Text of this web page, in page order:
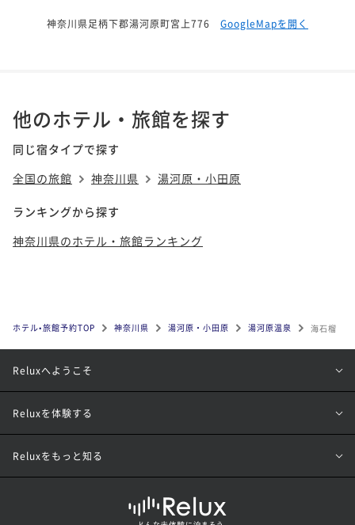
神奈川県足柄下郡湯河原町宮上776 GoogleMapを開く
他のホテル・旅館を探す
同じ宿タイプで探す
全国の旅館
神奈川県 湯河原・小田原
ランキングから探す
神奈川県のホテル・旅館ランキング
ホテル•旅館予約TOP 神奈川県 湯河原・小田原 湯河原温泉 海石榴
Reluxへようこそ
Reluxを体験する
Reluxをもっと知る